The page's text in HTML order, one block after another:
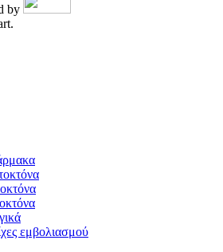
by
εμβολιασμού